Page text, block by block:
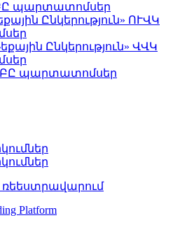
պարտատոմսեր
Ընկերություն» ՈՒՎԿ
Ընկերություն» ՎՎԿ
պարտատոմսեր
ռեեստրավարում
Platform